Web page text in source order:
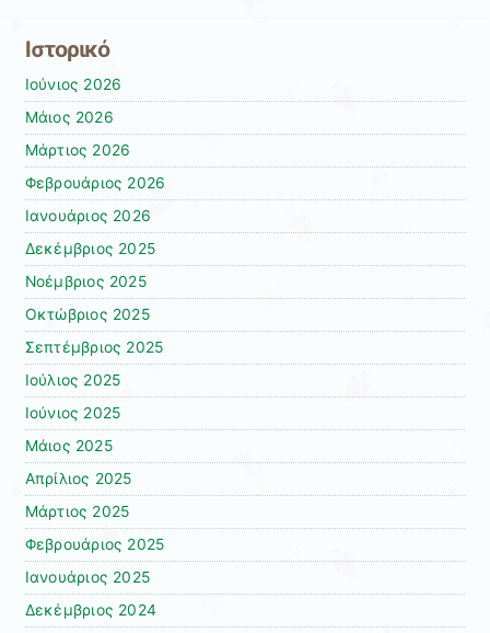
Ιστορικό
Ιούνιος 2026
Μάιος 2026
Μάρτιος 2026
Φεβρουάριος 2026
Ιανουάριος 2026
Δεκέμβριος 2025
Νοέμβριος 2025
Οκτώβριος 2025
Σεπτέμβριος 2025
Ιούλιος 2025
Ιούνιος 2025
Μάιος 2025
Απρίλιος 2025
Μάρτιος 2025
Φεβρουάριος 2025
Ιανουάριος 2025
Δεκέμβριος 2024